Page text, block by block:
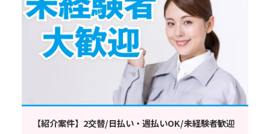
【紹介案件】2交替/日払い・週払いOK/未経験者歓迎